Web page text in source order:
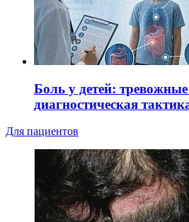
Боль у детей:
диагностическая
Для пациентов